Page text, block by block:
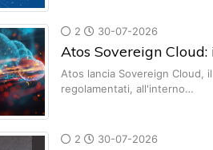
2 30-07-2026
Atos Sovereign
Atos lancia Sovereign
regolamentati, all'interno…
2 30-07-2026